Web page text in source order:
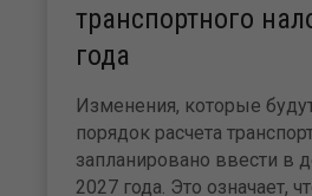
транспортного
года
Изменения, которые
порядок расчета
запланировано ввести в
2027 года. Это означает,